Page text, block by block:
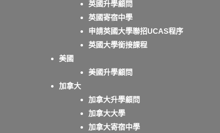
英國升學顧問
英國寄宿中學
申請英國大學聯招UCAS程序
英國大學銜接課程
美國
美國升學顧問
加拿大
加拿大升學顧問
加拿大大學
加拿大寄宿中學